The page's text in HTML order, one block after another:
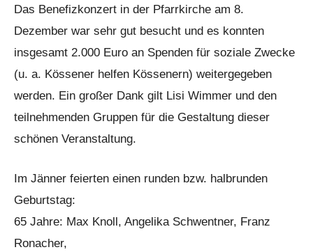
Das Benefizkonzert in der Pfarrkirche am 8.
Dezember war sehr gut besucht und es konnten
insgesamt 2.000 Euro an Spenden für soziale Zwecke
(u. a. Kössener helfen Kössenern) weitergegeben
werden. Ein großer Dank gilt Lisi Wimmer und den
teilnehmenden Gruppen für die Gestaltung dieser
schönen Veranstaltung.
Im Jänner feierten einen runden bzw. halbrunden
Geburtstag:
65 Jahre: Max Knoll, Angelika Schwentner, Franz
Ronacher,